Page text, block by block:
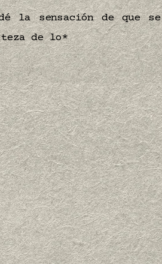
la sensación de que
de lo*